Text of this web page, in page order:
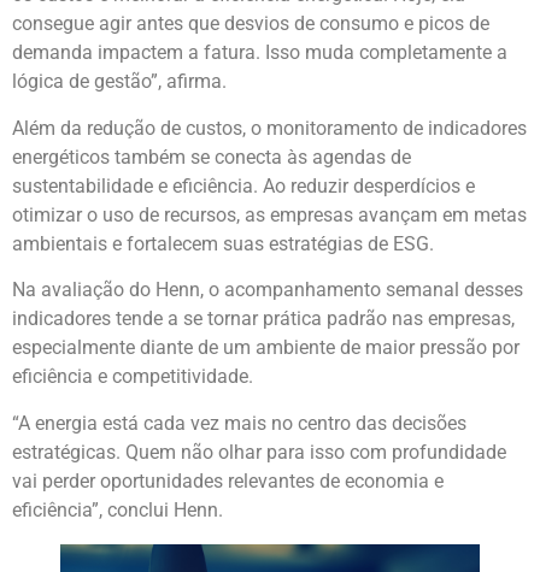
consegue agir antes que desvios de consumo e picos de
demanda impactem a fatura. Isso muda completamente a
lógica de gestão”, afirma.
Além da redução de custos, o monitoramento de indicadores
energéticos também se conecta às agendas de
sustentabilidade e eficiência. Ao reduzir desperdícios e
otimizar o uso de recursos, as empresas avançam em metas
ambientais e fortalecem suas estratégias de ESG.
Na avaliação do Henn, o acompanhamento semanal desses
indicadores tende a se tornar prática padrão nas empresas,
especialmente diante de um ambiente de maior pressão por
eficiência e competitividade.
“A energia está cada vez mais no centro das decisões
estratégicas. Quem não olhar para isso com profundidade
vai perder oportunidades relevantes de economia e
eficiência”, conclui Henn.